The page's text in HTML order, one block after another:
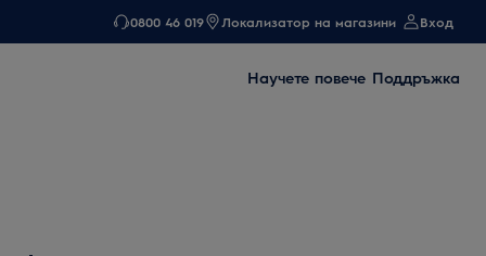
0800 46 019 Локализатор на магазини Вход
Научете повече Поддръжка